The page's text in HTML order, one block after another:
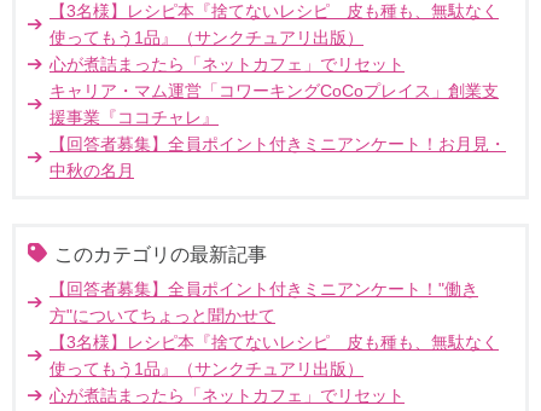
【3名様】レシピ本『捨てないレシピ 皮も種も、無駄なく
使ってもう1品』（サンクチュアリ出版）
心が煮詰まったら「ネットカフェ」でリセット
キャリア・マム運営「コワーキングCoCoプレイス」創業支
援事業『ココチャレ』
【回答者募集】全員ポイント付きミニアンケート！お月見・
中秋の名月
このカテゴリの最新記事
【回答者募集】全員ポイント付きミニアンケート！"働き
方"についてちょっと聞かせて
【3名様】レシピ本『捨てないレシピ 皮も種も、無駄なく
使ってもう1品』（サンクチュアリ出版）
心が煮詰まったら「ネットカフェ」でリセット